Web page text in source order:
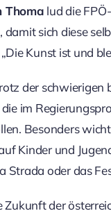
Thoma lud die
damit sich diese
Kunst ist und
der schwierigen
im
Besonders
Kinder und
Strada oder das
Zukunft der